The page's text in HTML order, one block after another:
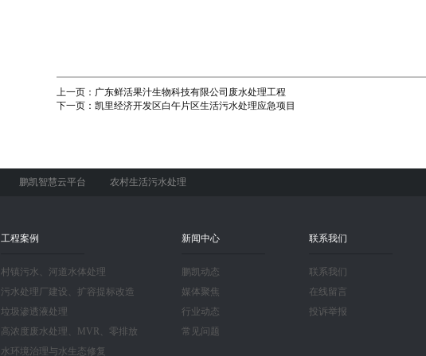
上一页： 广东鲜活果汁生物科技有限公司废水处理工程
下一页： 凯里经济开发区白午片区生活污水处理应急项目
鹏凯智慧云平台 农村生活污水处理
工程案例
村镇污水、河道水体处理
污水处理厂建设、扩容提标改造
垃圾渗透液处理
高浓度废水处理、MVR、零排放
水环境治理与水生态修复
新闻中心
鹏凯动态
媒体聚焦
行业动态
常见问题
联系我们
联系我们
在线留言
投诉举报